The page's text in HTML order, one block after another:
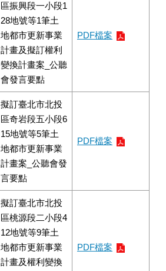
區振興段一小段1
28地號等1筆土
地都市更新事業
計畫及擬訂權利
變換計畫案_公聽
會發言要點
PDF檔案
擬訂臺北市北投
區奇岩段五小段6
15地號等5筆土
地都市更新事業
計畫案_公聽會發
言要點
PDF檔案
擬訂臺北市北投
區桃源段二小段4
12地號等9筆土
地都市更新事業
計畫及權利變換
PDF檔案